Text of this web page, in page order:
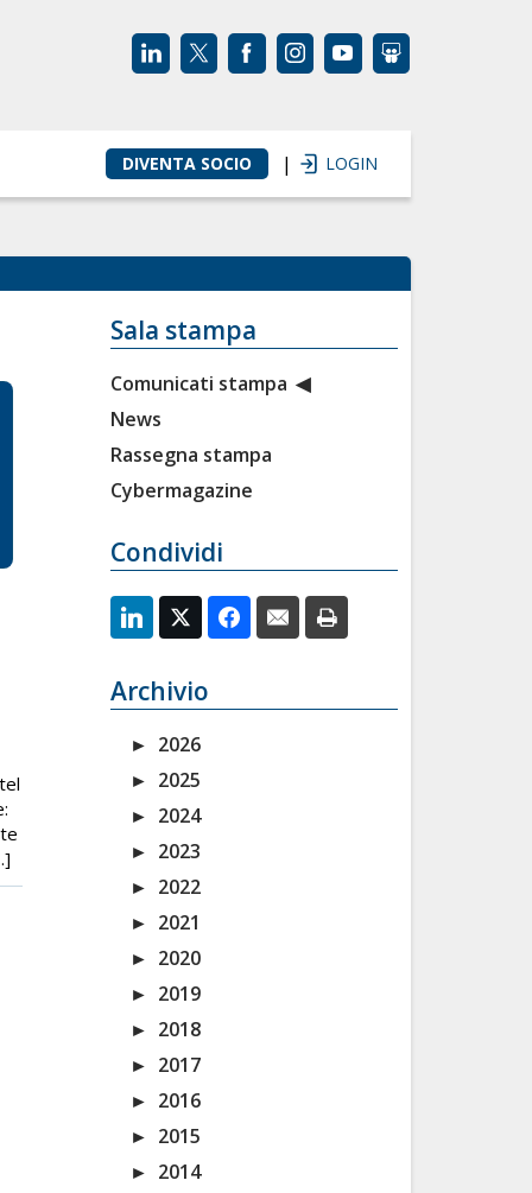
DIVENTA SOCIO | LOGIN
Sala stampa
Comunicati stampa
News
Rassegna stampa
Cybermagazine
Condividi
Archivio
► 2026
► 2025
► 2024
► 2023
► 2022
► 2021
► 2020
► 2019
► 2018
► 2017
► 2016
► 2015
► 2014